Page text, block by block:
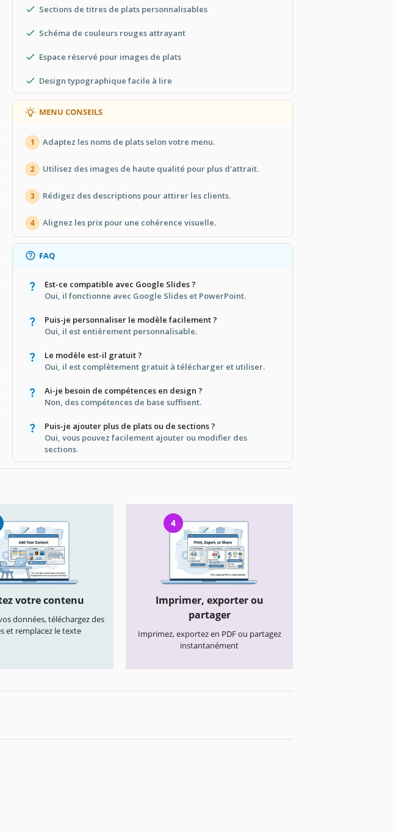
Sections de titres de plats personnalisables
Schéma de couleurs rouges attrayant
Espace réservé pour images de plats
Design typographique facile à lire
MENU CONSEILS
1 Adaptez les noms de plats selon votre menu.
2 Utilisez des images de haute qualité pour plus d'attrait.
3 Rédigez des descriptions pour attirer les clients.
4 Alignez les prix pour une cohérence visuelle.
FAQ
Est-ce compatible avec Google Slides ?
Oui, il fonctionne avec Google Slides et PowerPoint.
Puis-je personnaliser le modèle facilement ?
Oui, il est entièrement personnalisable.
Le modèle est-il gratuit ?
Oui, il est complètement gratuit à télécharger et utiliser.
Ai-je besoin de compétences en design ?
Non, des compétences de base suffisent.
Puis-je ajouter plus de plats ou de sections ?
Oui, vous pouvez facilement ajouter ou modifier des
sections.
votre contenu
données, téléchargez des
et remplacez le texte
4
Imprimer, exporter ou
partager
Imprimez, exportez en PDF ou partagez
instantanément